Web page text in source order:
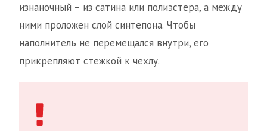
изнаночный – из сатина или полиэстера, а между
ними проложен слой синтепона. Чтобы
наполнитель не перемещался внутри, его
прикрепляют стежкой к чехлу.